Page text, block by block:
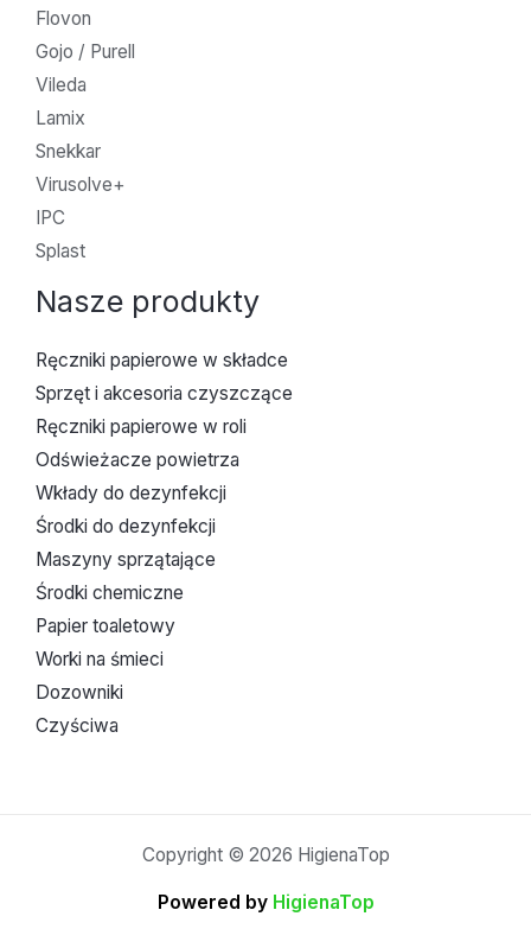
Flovon
Gojo / Purell
Vileda
Lamix
Snekkar
Virusolve+
IPC
Splast
Nasze produkty
Ręczniki papierowe w składce
Sprzęt i akcesoria czyszczące
Ręczniki papierowe w roli
Odświeżacze powietrza
Wkłady do dezynfekcji
Środki do dezynfekcji
Maszyny sprzątające
Środki chemiczne
Papier toaletowy
Worki na śmieci
Dozowniki
Czyściwa
Copyright © 2026 HigienaTop
Powered byHigienaTop